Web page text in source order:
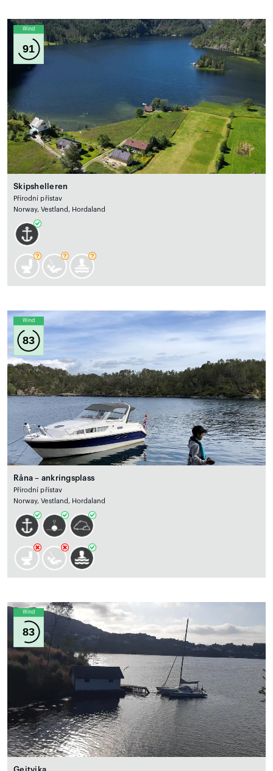
Wind
91
Skipshelleren
Přírodní přístav
Norway, Vestland, Hordaland
Wind
83
Råna – ankringsplass
Přírodní přístav
Norway, Vestland, Hordaland
Wind
83